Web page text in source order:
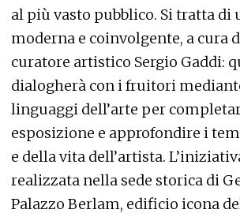
al più vasto pubblico. Si tratta di
moderna e coinvolgente, a cura
curatore artistico Sergio Gaddi:
dialogherà con i fruitori
linguaggi dell’arte per
esposizione e approfondire i
e della vita dell’artista.
realizzata nella sede storica di
Palazzo Berlam, edificio icona